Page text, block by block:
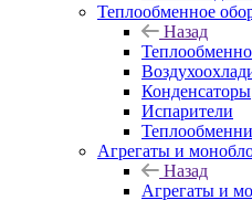
Теплообменное
Назад
Конденсаторы
Испарители
Агрегаты и
Назад
Агрегаты и